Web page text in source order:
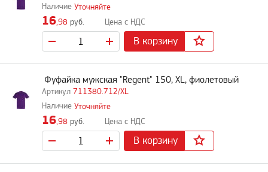
Уточняйте
16,98 руб.
В корзину
711380.712/XL
Фуфайка мужская "Regent" 150, XL, фиолетовый
Уточняйте
16,98 руб.
В корзину